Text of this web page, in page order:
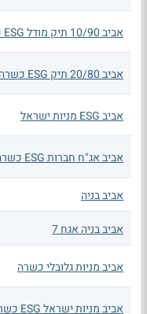
אביב 10/90 תיק מודל ESG כשרה
אביב 20/80 תיק ESG כשרה
אביב ESG מניות ישראל
אביב אג"ח חברות ESG כשרה
אביב בניה
אביב בניה אגח 7
אביב מניות גלובלי כשרה
אביב מניות ישראל ESG כשרה